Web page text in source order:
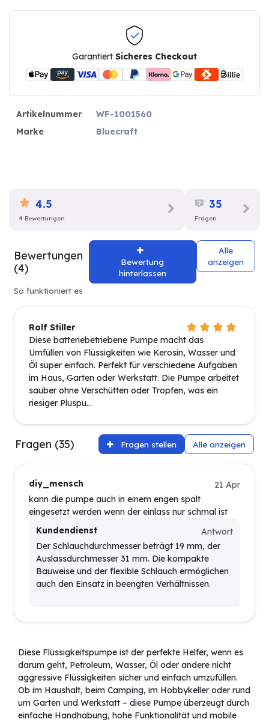
Garantiert Sicheres Checkout
Artikelnummer
WF-1001560
Marke
Bluecraft
4.5
4 Bewertungen
35
Fragen
Bewertungen
(4)
Bewertung
hinterlassen
Alle
anzeigen
So funktioniert es
Rolf Stiller
Diese batteriebetriebene Pumpe macht das
Umfüllen von Flüssigkeiten wie Kerosin, Wasser und
Öl super einfach. Perfekt für verschiedene Aufgaben
im Haus, Garten oder Werkstatt. Die Pumpe arbeitet
sauber ohne Verschütten oder Tropfen, was ein
riesiger Pluspu...
Fragen (35) Fragen stellen Alle anzeigen
diy_mensch
21 Apr
kann die pumpe auch in einem engen spalt
eingesetzt werden wenn der einlass nur schmal ist
Kundendienst
Antwort
Der Schlauchdurchmesser beträgt 19 mm, der
Auslassdurchmesser 31 mm. Die kompakte
Bauweise und der flexible Schlauch ermöglichen
auch den Einsatz in beengten Verhältnissen.
Diese Flüssigkeitspumpe ist der perfekte Helfer, wenn es
darum geht, Petroleum, Wasser, Öl oder andere nicht
aggressive Flüssigkeiten sicher und einfach umzufüllen.
Ob im Haushalt, beim Camping, im Hobbykeller oder rund
um Garten und Werkstatt – diese Pumpe überzeugt durch
einfache Handhabung, hohe Funktionalität und mobile